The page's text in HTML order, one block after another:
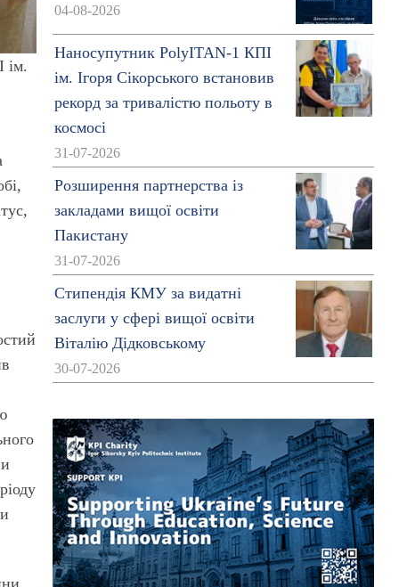
ім.
04-08-2026
Наносупутник PolyITAN-1 КПІ
ім. Ігоря Сікорського встановив
рекорд за тривалістю польоту в
космосі
31-07-2026
Розширення партнерства із
закладами вищої освіти
Пакистану
31-07-2026
Стипендія КМУ за видатні
заслуги у сфері вищої освіти
Віталію Дідковському
30-07-2026